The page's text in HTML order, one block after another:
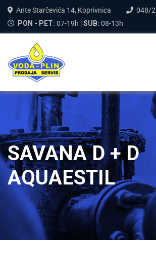
Ante Starčevića 14, Koprivnica
048/
PON - PET: 07-19h |SUB: 08-13h
SAVANA D + D
AQUAESTIL